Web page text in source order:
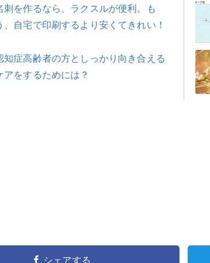
刺を作るなら、ラクスルが便利。も
、自宅で印刷するより安くてきれい！
知症高齢者の方としっかり向き合える
アをするためには？
シェアする